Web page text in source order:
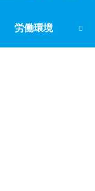
労働環境